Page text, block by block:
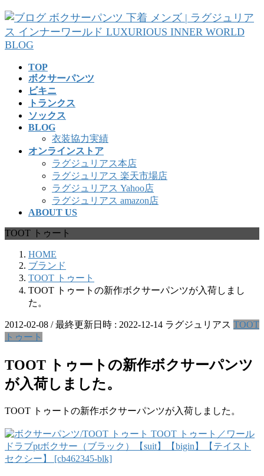
コ
ン
テ
ン
ナ
ビ
ゲ
ー
TOP
ボクサーパンツ
ビキニ
トランクス
ソックス
BLOG
衣装協力実績
オンラインストア
ラグジュリアス本店
ラグジュリアス 楽天市場店
ラグジュリアス Yahoo店
ラグジュリアス amazon店
ABOUT US
TOOT トゥート
HOME
ブランド
TOOT トゥート
TOOT トゥートの新作ボクサーパンツが入荷しまし
た。
2012-02-08 / 最終更新日時 : 2022-12-14 ラグジュリアス TOOT
トゥート
TOOT トゥートの新作ボクサーパンツ
が入荷しました。
TOOT トゥートの新作ボクサーパンツが入荷しました。